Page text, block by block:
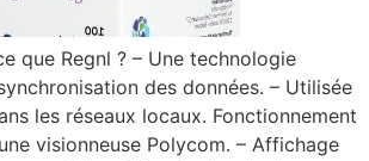
que Regnl ? – Une technologie
des données. – Utilisée
les réseaux locaux. Fonctionnement
visionneuse Polycom. – Affichage